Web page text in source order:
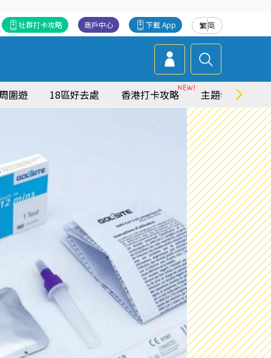
繁简
下載 App
商戶中心
社群打卡攻略
圍遊 18區好去處 香港打卡攻略 主題特集